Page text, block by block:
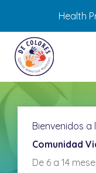
Health
De
Bienvenidos a
Comunidad
De 6 a 14